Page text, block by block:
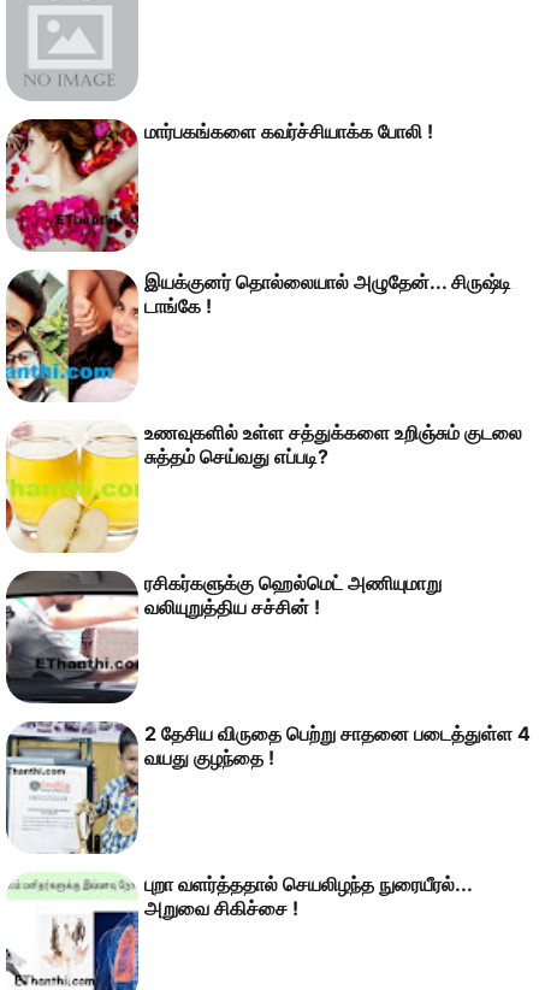
மார்பகங்களை கவர்ச்சியாக்க போலி !
இயக்குனர் தொல்லையால் அழுதேன்... சிருஷ்டி
டாங்கே !
உணவுகளில் உள்ள சத்துக்களை உறிஞ்சும் குடலை
சுத்தம் செய்வது எப்படி?
ரசிகர்களுக்கு ஹெல்மெட் அணியுமாறு
வலியுறுத்திய சச்சின் !
2 தேசிய விருதை பெற்று சாதனை படைத்துள்ள 4
வயது குழந்தை !
புறா வளர்த்ததால் செயலிழந்த நுரையீரல்...
அறுவை சிகிச்சை !